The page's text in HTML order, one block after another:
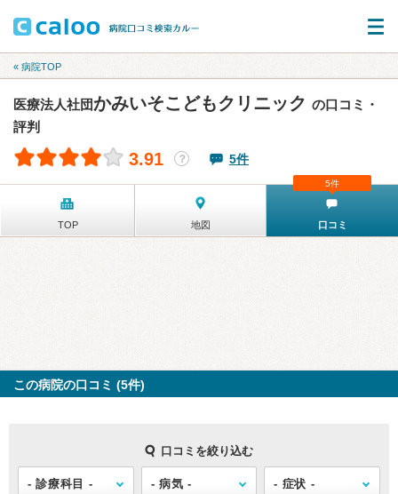
« 病院TOP
医療法人社団かみいそこどもクリニック の口コミ・
評判
3.91 ？ 5件
TOP 地図 口コミ
5件
この病院の口コミ (5件)
口コミを絞り込む